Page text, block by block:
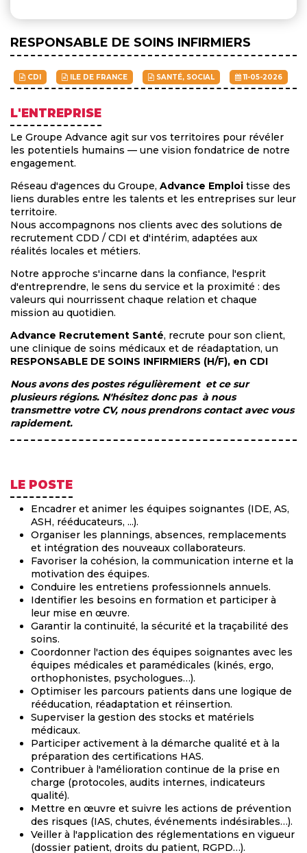
RESPONSABLE DE SOINS INFIRMIERS
CDI ILE DE FRANCE SANTÉ, SOCIAL 11-05-2026
L'ENTREPRISE
Le Groupe Advance agit sur vos territoires pour révéler
les potentiels humains — une vision fondatrice de notre
engagement.
Réseau d'agences du Groupe, Advance Emploi tisse des
liens durables entre les talents et les entreprises sur leur
territoire.
Nous accompagnons nos clients avec des solutions de
recrutement CDD / CDI et d'intérim, adaptées aux
réalités locales et métiers.
Notre approche s'incarne dans la confiance, l'esprit
d'entreprendre, le sens du service et la proximité : des
valeurs qui nourrissent chaque relation et chaque
mission au quotidien.
Advance Recrutement Santé, recrute pour son client,
une clinique de soins médicaux et de réadaptation, un
RESPONSABLE DE SOINS INFIRMIERS (H/F), en CDI
Nous avons des postes régulièrement et ce sur
plusieurs régions. N'hésitez donc pas à nous
transmettre votre CV, nous prendrons contact avec vous
rapidement.
LE POSTE
Encadrer et animer les équipes soignantes (IDE, AS,
ASH, rééducateurs, ...).
Organiser les plannings, absences, remplacements
et intégration des nouveaux collaborateurs.
Favoriser la cohésion, la communication interne et la
motivation des équipes.
Conduire les entretiens professionnels annuels.
Identifier les besoins en formation et participer à
leur mise en œuvre.
Garantir la continuité, la sécurité et la traçabilité des
soins.
Coordonner l'action des équipes soignantes avec les
équipes médicales et paramédicales (kinés, ergo,
orthophonistes, psychologues…).
Optimiser les parcours patients dans une logique de
rééducation, réadaptation et réinsertion.
Superviser la gestion des stocks et matériels
médicaux.
Participer activement à la démarche qualité et à la
préparation des certifications HAS.
Contribuer à l'amélioration continue de la prise en
charge (protocoles, audits internes, indicateurs
qualité).
Mettre en œuvre et suivre les actions de prévention
des risques (IAS, chutes, événements indésirables…).
Veiller à l'application des réglementations en vigueur
(dossier patient, droits du patient, RGPD…).